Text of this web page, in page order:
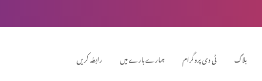
رابطہ کریں ہمارے بارے میں ٹی وی پروگرام بلاگ